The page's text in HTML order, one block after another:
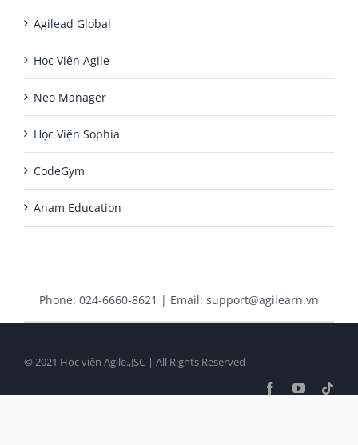
Agilead Global
Học Viện Agile
Neo Manager
Học Viện Sophia
CodeGym
Anam Education
Phone: 024-6660-8621 | Email: support@agilearn.vn
© 2021 Học viện Agile.,JSC | All Rights Reserved